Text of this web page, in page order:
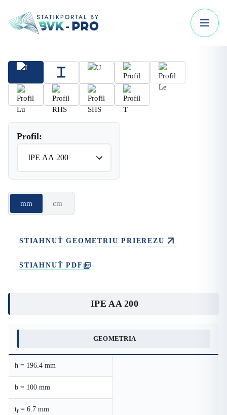
Profil:
mm cm
STIAHNUŤ GEOMETRIU PRIEREZU
STIAHNUŤ PDF
IPE AA 200
GEOMETRIA
h = 196.4 mm
b = 100 mm
tf = 6.7 mm